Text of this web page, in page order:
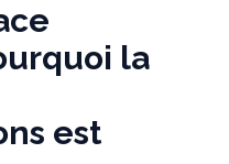
la
est